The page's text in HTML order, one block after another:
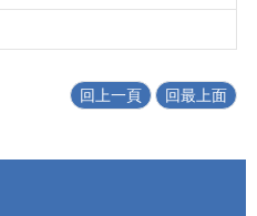
回上一頁 回最上面